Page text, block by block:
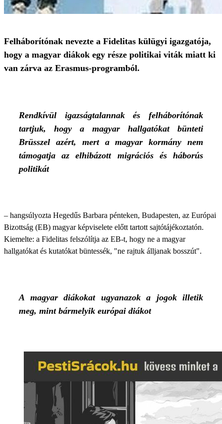
Felháborítónak nevezte a Fidelitas külügyi igazgatója,
hogy a magyar diákok egy része politikai viták miatt ki
van zárva az Erasmus-programból.
Rendkívül igazságtalannak és felháborítónak
tartjuk, hogy a magyar hallgatókat bünteti
Brüsszel azért, mert a magyar kormány nem
támogatja az elhibázott migrációs és háborús
politikát
– hangsúlyozta Hegedűs Barbara pénteken, Budapesten, az Európai
Bizottság (EB) magyar képviselete előtt tartott sajtótájékoztatón.
Kiemelte: a Fidelitas felszólítja az EB-t, hogy ne a magyar
hallgatókat és kutatókat büntessék, "ne rajtuk álljanak bosszút".
A magyar diákokat ugyanazok a jogok illetik
meg, mint bármelyik európai diákot